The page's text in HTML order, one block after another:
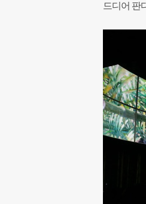
드디어 판